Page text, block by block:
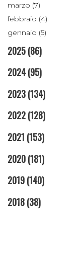
marzo (7)
febbraio (4)
gennaio (5)
2025(86)
2024(95)
2023(134)
2022(128)
2021 (153)
2020(181)
2019(140)
2018(38)